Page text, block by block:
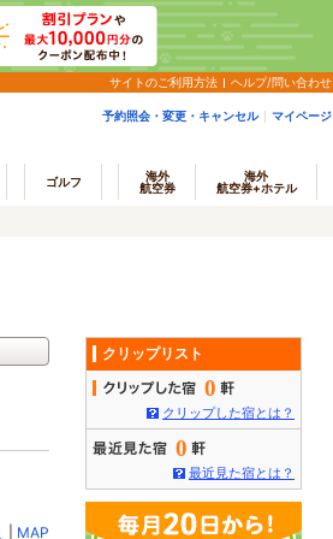
サイトのご利用方法 ヘルプ/問い合わせ
予約照会・変更・キャンセル マイページ
ゴルフ
海外
航空券
海外
航空券+ホテル
MAP
クリップリスト
0
クリップした宿とは？
0
最近見た宿とは？